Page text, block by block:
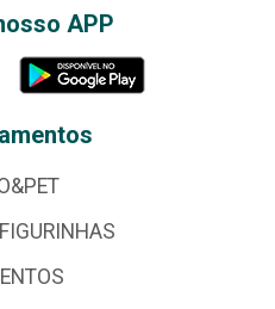
APP